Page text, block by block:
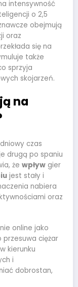
intensywność
o 2,5
obejmują
oraz
się na
także
sprzyja
skojarzeń.
na
czas
drugą po spaniu
że wpływ gier
jest stały i
nabiera
oraz
online jako
ciężar
kierunku
i
dobrostan,